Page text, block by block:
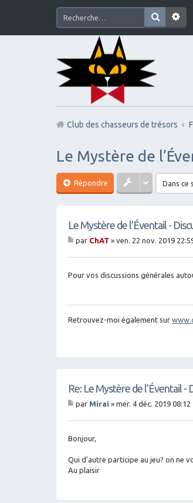
Club des chasseurs de trésors
Le Mystère de
Répondre
Le Mystère de l’Éventail -
g
par ChAT » ven. 22 nov. 2019
Pour vos discussions générales
Retrouvez-moi également sur
Re: Le Mystère de l’Éventail -
g
par Mirai » mer. 4 déc. 2019 08:12
Bonjour,
Qui d'autre participe au jeu? on ne
Au plaisir